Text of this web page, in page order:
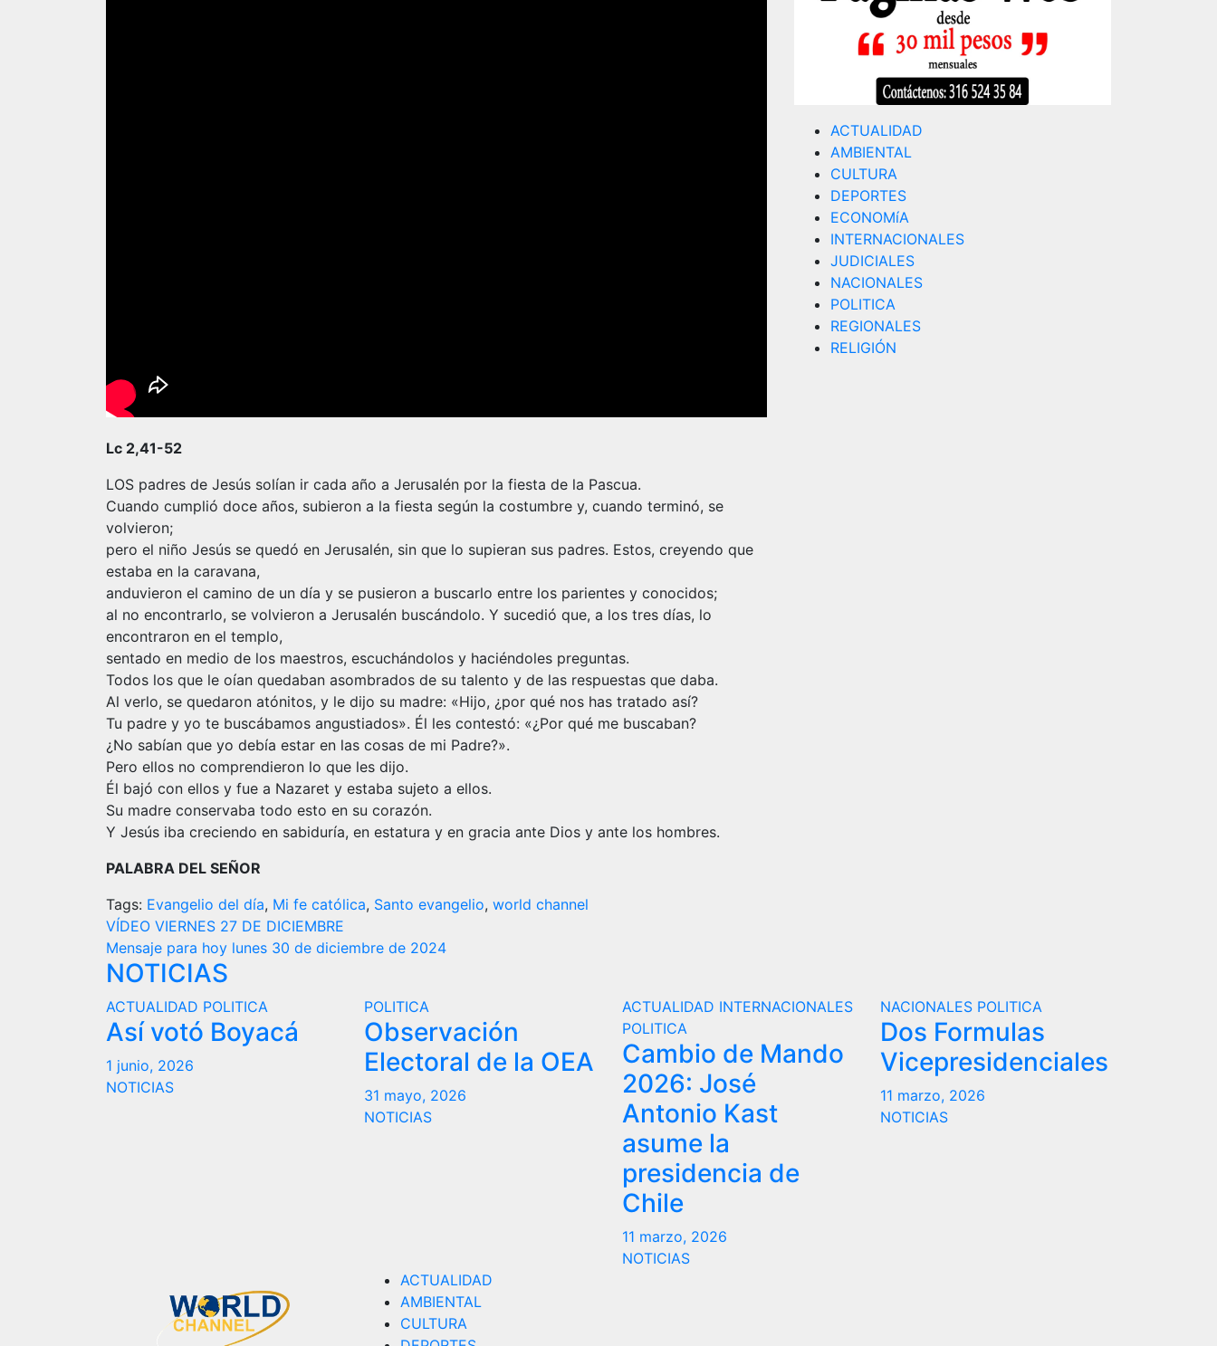
Lc 2,41-52
LOS padres de Jesús solían ir cada año a Jerusalén por la fiesta de la Pascua.
Cuando cumplió doce años, subieron a la fiesta según la costumbre y, cuando terminó, se
volvieron;
pero el niño Jesús se quedó en Jerusalén, sin que lo supieran sus padres. Estos, creyendo que
estaba en la caravana,
anduvieron el camino de un día y se pusieron a buscarlo entre los parientes y conocidos;
al no encontrarlo, se volvieron a Jerusalén buscándolo. Y sucedió que, a los tres días, lo
encontraron en el templo,
sentado en medio de los maestros, escuchándolos y haciéndoles preguntas.
Todos los que le oían quedaban asombrados de su talento y de las respuestas que daba.
Al verlo, se quedaron atónitos, y le dijo su madre: «Hijo, ¿por qué nos has tratado así?
Tu padre y yo te buscábamos angustiados». Él les contestó: «¿Por qué me buscaban?
¿No sabían que yo debía estar en las cosas de mi Padre?».
Pero ellos no comprendieron lo que les dijo.
Él bajó con ellos y fue a Nazaret y estaba sujeto a ellos.
Su madre conservaba todo esto en su corazón.
Y Jesús iba creciendo en sabiduría, en estatura y en gracia ante Dios y ante los hombres.
PALABRA DEL SEÑOR
Tags: Evangelio del día, Mi fe católica, Santo evangelio, world channel
Navegación
de
entradas
VÍDEO VIERNES 27 DE DICIEMBRE
Mensaje para hoy lunes 30 de diciembre de 2024
ACTUALIDAD
AMBIENTAL
CULTURA
DEPORTES
ECONOMíA
INTERNACIONALES
JUDICIALES
NACIONALES
POLITICA
REGIONALES
RELIGIÓN
NOTICIAS
ACTUALIDAD POLITICA
Así votó Boyacá
1 junio, 2026
NOTICIAS
POLITICA
Observación
Electoral de la OEA
31 mayo, 2026
NOTICIAS
ACTUALIDAD INTERNACIONALES
POLITICA
Cambio de Mando
2026: José
Antonio Kast
asume la
presidencia de
Chile
11 marzo, 2026
NOTICIAS
NACIONALES POLITICA
Dos Formulas
Vicepresidenciales
11 marzo, 2026
NOTICIAS
ACTUALIDAD
AMBIENTAL
CULTURA